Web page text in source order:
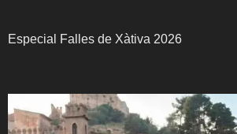
Especial Falles de Xàtiva 2026